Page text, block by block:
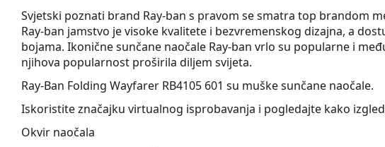
Svjetski poznati brand Ray-ban s pravom se smatra top brandom
Ray-ban jamstvo je visoke kvalitete i bezvremenskog dizajna, a
bojama. Ikonične sunčane naočale Ray-ban vrlo su popularne i
njihova popularnost proširila diljem svijeta.
Ray-Ban Folding Wayfarer RB4105 601 su muške sunčane naočale.
Iskoristite značajku virtualnog isprobavanja i pogledajte kako
Okvir naočala